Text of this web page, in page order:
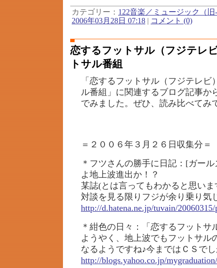
カテゴリー： 122音楽／ミュージック（旧
2006年03月28日 07:18 | コメント (0)
恋するフットサル（フジテレ
トサル番組
「恋するフットサル（フジテレ
ル番組」に関連するブログ記事か
でみました。ぜひ、読み比べてみ
＝２００６年３月２６日収集分＝
＊フツさんの勝手に日記：[ガー
よ地上波進出か！？
某誌(とは言ってもわかると思い
対談を見る限りフジが余り乗り気
http://d.hatena.ne.jp/tuvain/20060315/
＊紺色の日々：「恋するフットサ
ようやく、地上波でもフットサル
なるようですね♪今まではＣＳで
http://blogs.yahoo.co.jp/